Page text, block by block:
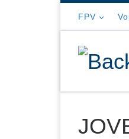
FPV